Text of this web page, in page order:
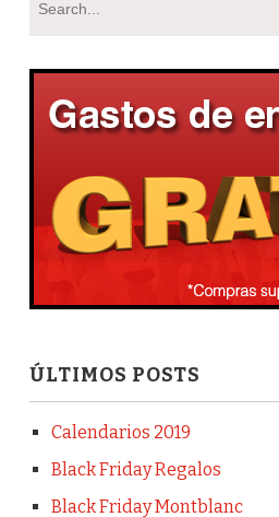
ÚLTIMOS POSTS
Calendarios 2019
Black Friday Regalos
Black Friday Montblanc